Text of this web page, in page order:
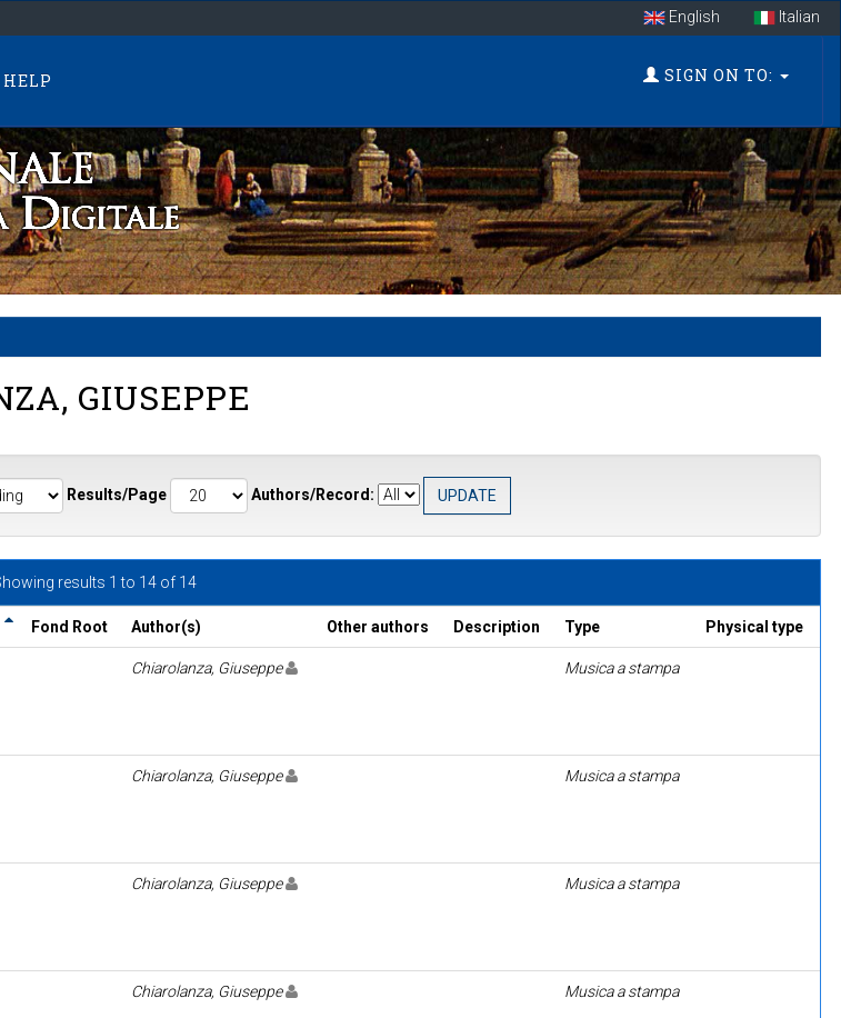
English Italian
HELP SIGN ON TO:
GIUSEPPE
Results/Page Authors/Record:
results 1 to 14 of 14
Fond Root Author(s) Other authors Description Type Physical type
Chiarolanza, Giuseppe Musica a stampa
Chiarolanza, Giuseppe Musica a stampa
Chiarolanza, Giuseppe Musica a stampa
Chiarolanza, Giuseppe Musica a stampa